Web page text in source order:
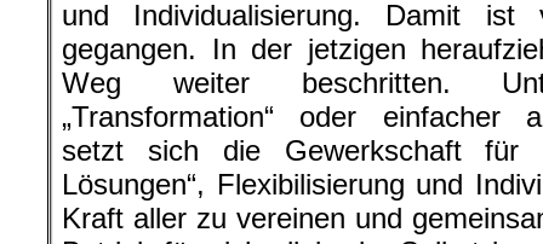
und Individualisierung. Damit ist
gegangen. In der jetzigen
Weg weiter beschritten.
„Transformation“ oder einfacher
setzt sich die Gewerkschaft für
Lösungen“, Flexibilisierung und
Kraft aller zu vereinen und